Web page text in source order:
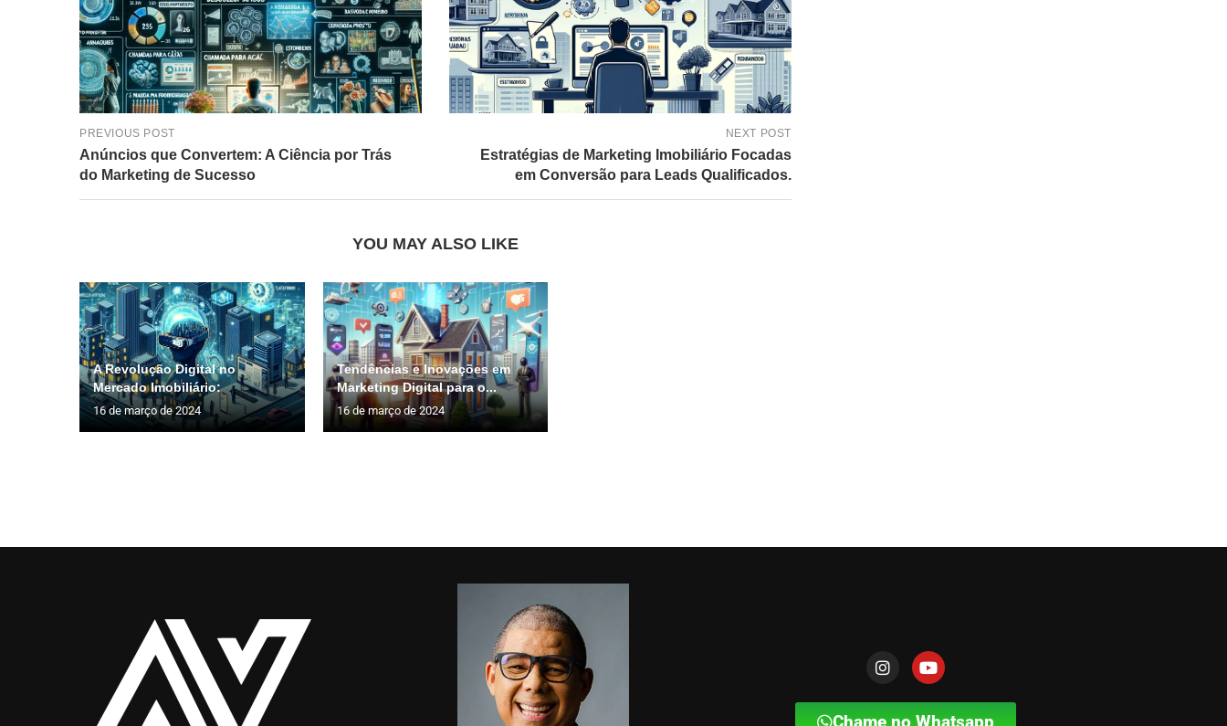
PREVIOUS POST
Anúncios que Convertem: A Ciência por Trás
do Marketing de Sucesso
NEXT POST
Estratégias de Marketing Imobiliário Focadas
em Conversão para Leads Qualificados.
YOU MAY ALSO LIKE
A Revolução Digital no
Mercado Imobiliário:
16 de março de 2024
Tendências e Inovações em
Marketing Digital para o...
16 de março de 2024